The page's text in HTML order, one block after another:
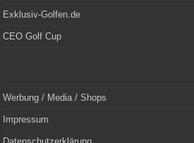
Exklusiv-Golfen.de
CEO Golf Cup
Werbung / Media / Shops
Impressum